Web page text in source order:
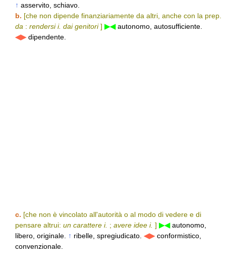
↑ asservito, schiavo.
b. [che non dipende finanziariamente da altri, anche con la prep.
da : rendersi i. dai genitori] ▶◀autonomo, autosufficiente.
◀▶dipendente.
c. [che non è vincolato all'autorità o al modo di vedere e di
pensare altrui: un carattere i. ; avere idee i. ] ▶◀autonomo,
libero, originale.
↑ ribelle, spregiudicato. ◀▶conformistico,
convenzionale.